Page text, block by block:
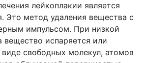
лейкоплакии является
Это метод удаления вещества с
импульсом. При низкой
испаряется или
свободных молекул, атомов